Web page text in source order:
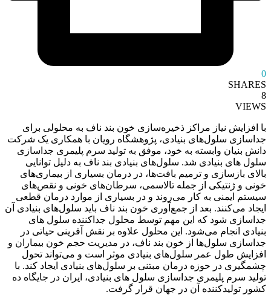
0
SHARES
8
VIEWS
با افزایش نیاز مراکز ذخیره‌سازی خون بند ناف به محلولی برای
جداسازی سلول‌های بنیادی، پژوهشگاه رویان با همکاری یک شرکت
دانش بنیان وابسته به خود، موفق به تولید سرم پلیمری جداسازی
سلول های بنیادی شد. سلول‌های بنیادی بند ناف به دلیل توانایی
بالای بازسازی و ترمیم بافت‌ها، در درمان بسیاری از بیماری‌های
خونی و ژنتیکی از جمله تالاسمی، سرطان‌های خونی و نقص‌های
سیستم ایمنی به کار می‌روند و در بسیاری از موارد درمان قطعی
ایجاد می‌کنند. بعد از جمع‌آوری خون بند ناف باید سلول‌های بنیادی آن
جداسازی شود که این مهم توسط محلول جداکننده سلول های
بنیادی انجام می‌شود. این محلول علاوه بر نقش آفرینی حیاتی در
جداسازی سلول‌ها از خون بند ناف، در مدیریت حجم خون بیماران و
افزایش طول عمر سلول‌های بنیادی موثر است و می‌تواند تحول
چشمگیری در حوزه درمان مبتنی بر سلول‌های بنیادی ایجاد کند. با
تولید سرم پلیمری جداسازی سلول های بنیادی، ایران در جایگاه ده
کشور تولیدکننده آن در جهان قرار گرفت.